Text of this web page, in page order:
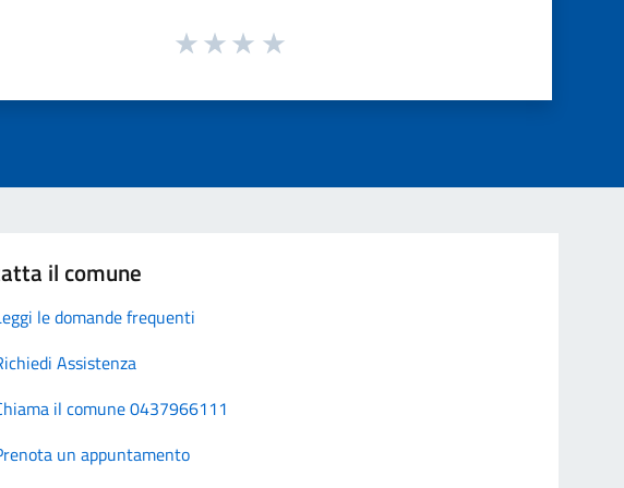
il comune
le domande frequenti
Assistenza
il comune 0437966111
un appuntamento